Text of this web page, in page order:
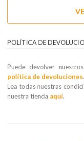
POLÍTICA DE
Puede devolver
política de devoluciones.
Lea todas nuestras
nuestra tienda aquí.